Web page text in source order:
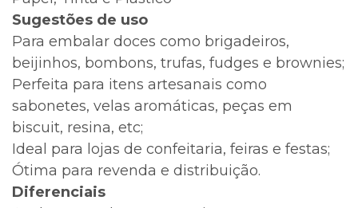
Sugestões de uso
Para embalar doces como brigadeiros,
beijinhos, bombons, trufas, fudges e brownies;
Perfeita para itens artesanais como
sabonetes, velas aromáticas, peças em
biscuit, resina, etc;
Ideal para lojas de confeitaria, feiras e festas;
Ótima para revenda e distribuição.
Diferenciais